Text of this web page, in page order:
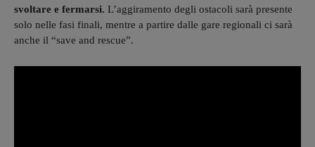
svoltare e fermarsi. L’aggiramento degli ostacoli sarà presente
solo nelle fasi finali, mentre a partire dalle gare regionali ci sarà
anche il “save and rescue”.